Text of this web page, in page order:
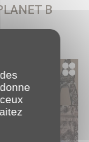
fenêtrefenêtre
B